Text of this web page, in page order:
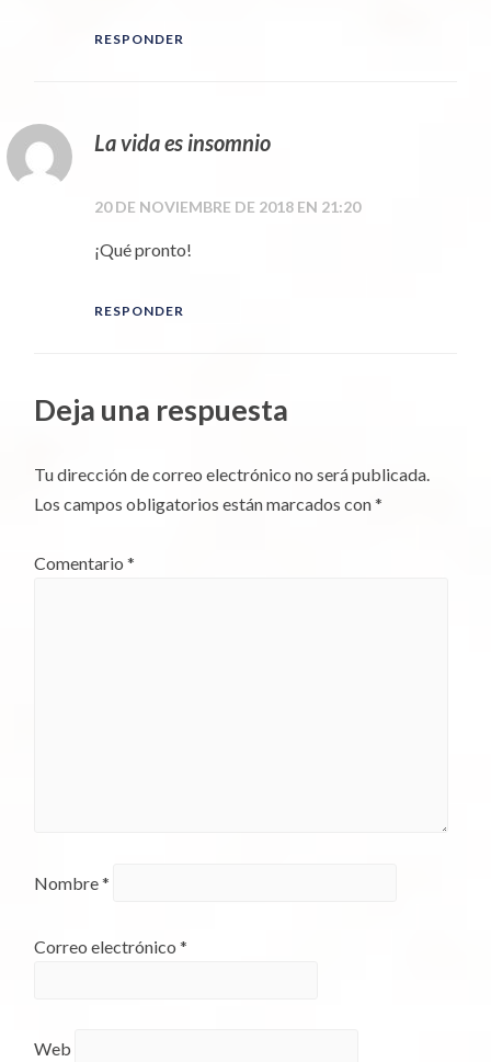
RESPONDER
La vida es insomnio
20 DE NOVIEMBRE DE 2018 EN 21:20
¡Qué pronto!
RESPONDER
Deja una respuesta
Tu dirección de correo electrónico no será publicada.
Los campos obligatorios están marcados con*
Comentario*
Nombre*
Correo electrónico*
Web